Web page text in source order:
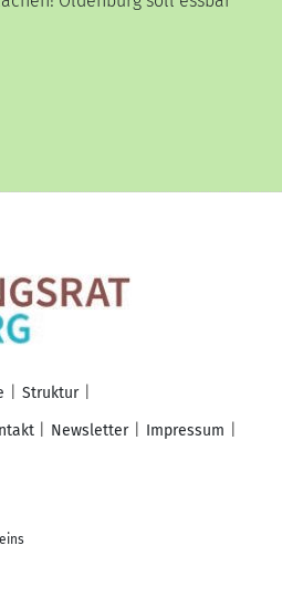
Struktur
Newsletter
Impressum